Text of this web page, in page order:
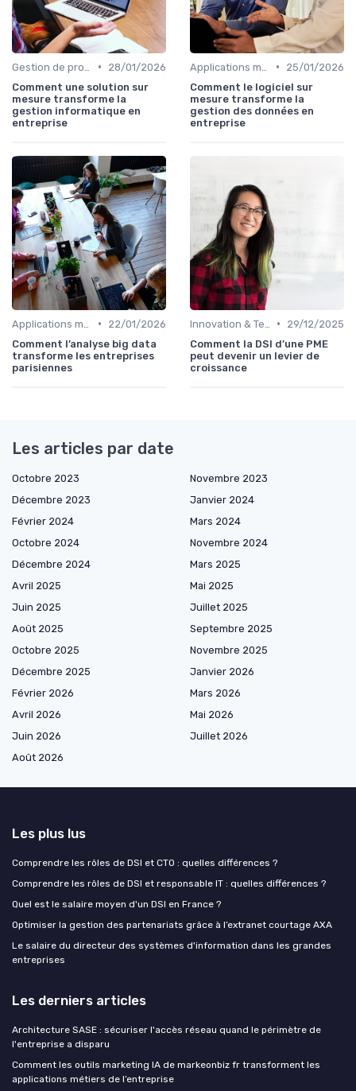
•
28/01/2026
Comment une solution sur
mesure transforme la
gestion informatique en
entreprise
•
25/01/2026
Comment le logiciel sur
mesure transforme la
gestion des données en
entreprise
•
22/01/2026
Comment l’analyse big data
transforme les entreprises
parisiennes
•
29/12/2025
Comment la DSI d’une PME
peut devenir un levier de
croissance
Les articles par date
Octobre 2023
Novembre 2023
Décembre 2023
Janvier 2024
Février 2024
Mars 2024
Octobre 2024
Novembre 2024
Décembre 2024
Mars 2025
Avril 2025
Mai 2025
Juin 2025
Juillet 2025
Août 2025
Septembre 2025
Octobre 2025
Novembre 2025
Décembre 2025
Janvier 2026
Février 2026
Mars 2026
Avril 2026
Mai 2026
Juin 2026
Juillet 2026
Août 2026
Les plus lus
Comprendre les rôles de DSI et CTO : quelles différences ?
Comprendre les rôles de DSI et responsable IT : quelles différences ?
Quel est le salaire moyen d'un DSI en France ?
Optimiser la gestion des partenariats grâce à l’extranet courtage AXA
Le salaire du directeur des systèmes d'information dans les grandes
entreprises
Les derniers articles
Architecture SASE : sécuriser l'accès réseau quand le périmètre de
l'entreprise a disparu
Comment les outils marketing IA de markeonbiz fr transforment les
applications métiers de l’entreprise